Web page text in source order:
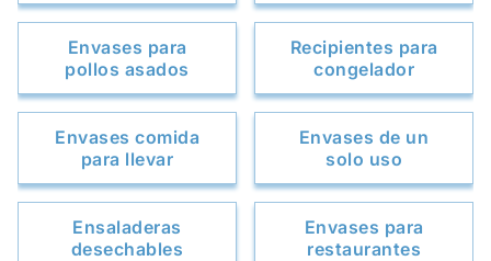
Envases para
pollos asados
Recipientes para
congelador
Envases comida
para llevar
Envases de un
solo uso
Ensaladeras
desechables
Envases para
restaurantes